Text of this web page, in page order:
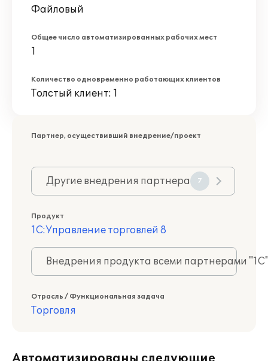
Файловый
Общее число автоматизированных рабочих мест
1
Количество одновременно работающих клиентов
Толстый клиент: 1
Партнер, осуществивший внедрение/проект
Другие внедрения партнера 7
Продукт
1С:Управление торговлей 8
Внедрения продукта всеми партнерами
Отрасль / Функциональная задача
Торговля